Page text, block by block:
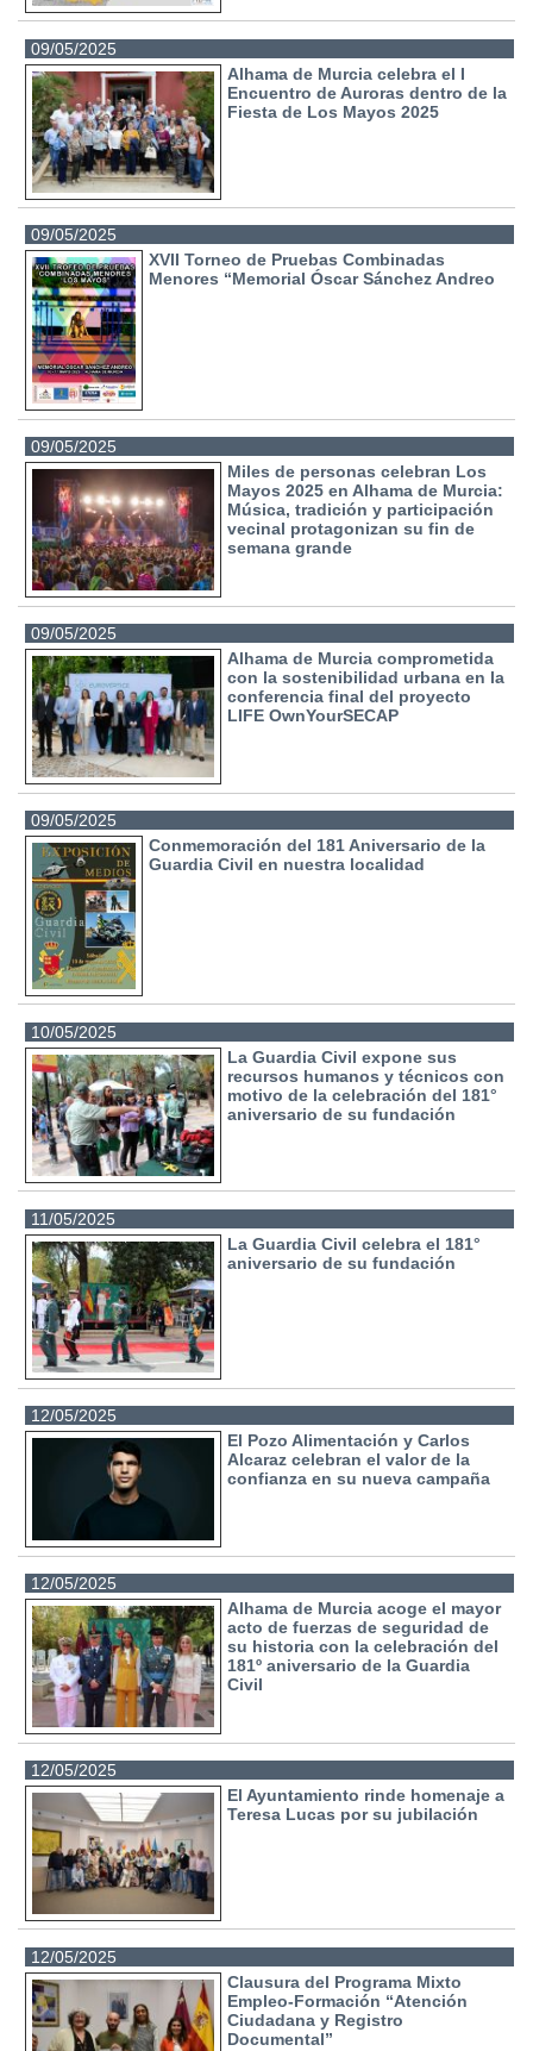
09/05/2025
Alhama de Murcia celebra el I
Encuentro de Auroras dentro de la
Fiesta de Los Mayos 2025
09/05/2025
XVII Torneo de Pruebas Combinadas
Menores “Memorial Óscar Sánchez Andreo
09/05/2025
Miles de personas celebran Los
Mayos 2025 en Alhama de Murcia:
Música, tradición y participación
vecinal protagonizan su fin de
semana grande
09/05/2025
Alhama de Murcia comprometida
con la sostenibilidad urbana en la
conferencia final del proyecto
LIFE OwnYourSECAP
09/05/2025
Conmemoración del 181 Aniversario de la
Guardia Civil en nuestra localidad
10/05/2025
La Guardia Civil expone sus
recursos humanos y técnicos con
motivo de la celebración del 181°
aniversario de su fundación
11/05/2025
La Guardia Civil celebra el 181°
aniversario de su fundación
12/05/2025
El Pozo Alimentación y Carlos
Alcaraz celebran el valor de la
confianza en su nueva campaña
12/05/2025
Alhama de Murcia acoge el mayor
acto de fuerzas de seguridad de
su historia con la celebración del
181º aniversario de la Guardia
Civil
12/05/2025
El Ayuntamiento rinde homenaje a
Teresa Lucas por su jubilación
12/05/2025
Clausura del Programa Mixto
Empleo-Formación “Atención
Ciudadana y Registro
Documental”